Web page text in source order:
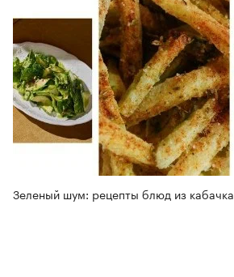
Зеленый шум: рецепты блюд из кабачка